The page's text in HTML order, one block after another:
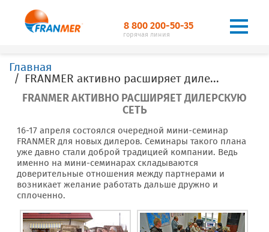
8 800 200-50-35
горячая линия
Главная
FRANMER активно расширяет дилерскую сеть
FRANMER АКТИВНО РАСШИРЯЕТ ДИЛЕРСКУЮ
СЕТЬ
16-17 апреля состоялся очередной мини-семинар
FRANMER для новых дилеров. Семинары такого плана
уже давно стали доброй традицией компании. Ведь
именно на мини-семинарах складываются
доверительные отношения между партнерами и
возникает желание работать дальше дружно и
сплоченно.